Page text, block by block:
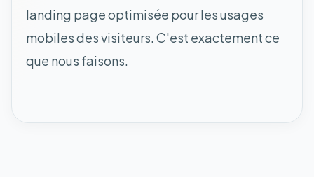
landing page optimisée pour les usages
mobiles des visiteurs. C'est exactement ce
que nous faisons.